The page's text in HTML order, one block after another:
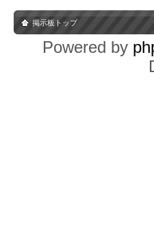
掲示板トップ
Powered by